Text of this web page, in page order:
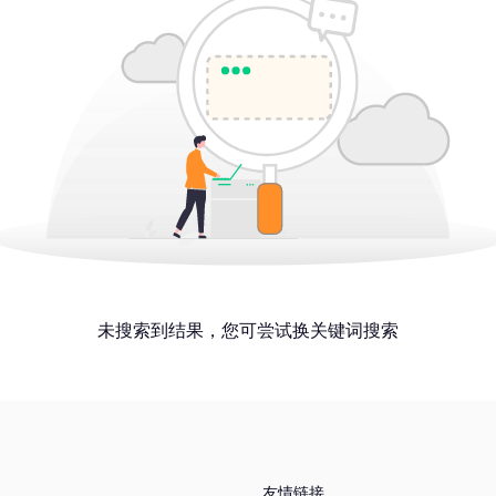
未搜索到结果，您可尝试换关键词搜索
友情链接